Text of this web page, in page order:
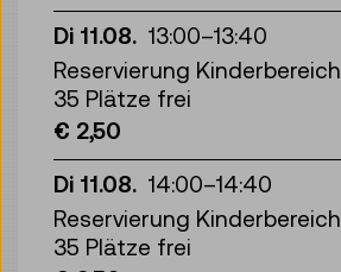
Di 11.08. 13:00–13:40
Reservierung Kinderbereich
35 Plätze frei
€ 2,50
Di 11.08. 14:00–14:40
Reservierung Kinderbereich
35 Plätze frei